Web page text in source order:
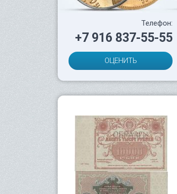
Телефон:
+7 916 837-55-55
ОЦЕНИТЬ